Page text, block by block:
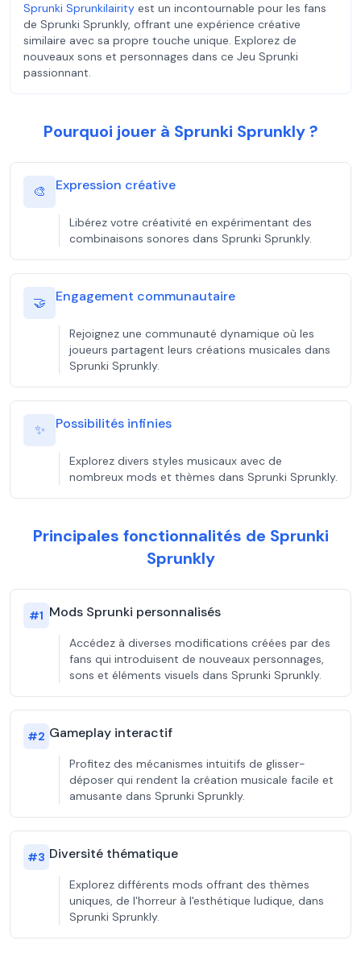
Sprunki Sprunkilairity est un incontournable pour les fans
de Sprunki Sprunkly, offrant une expérience créative
similaire avec sa propre touche unique. Explorez de
nouveaux sons et personnages dans ce Jeu Sprunki
passionnant.
Pourquoi jouer à Sprunki Sprunkly ?
🎨 Expression créative
Libérez votre créativité en expérimentant des
combinaisons sonores dans Sprunki Sprunkly.
🤝 Engagement communautaire
Rejoignez une communauté dynamique où les
joueurs partagent leurs créations musicales dans
Sprunki Sprunkly.
✨ Possibilités infinies
Explorez divers styles musicaux avec de
nombreux mods et thèmes dans Sprunki Sprunkly.
Principales fonctionnalités de Sprunki
Sprunkly
#1 Mods Sprunki personnalisés
Accédez à diverses modifications créées par des
fans qui introduisent de nouveaux personnages,
sons et éléments visuels dans Sprunki Sprunkly.
#2 Gameplay interactif
Profitez des mécanismes intuitifs de glisser-
déposer qui rendent la création musicale facile et
amusante dans Sprunki Sprunkly.
#3 Diversité thématique
Explorez différents mods offrant des thèmes
uniques, de l'horreur à l'esthétique ludique, dans
Sprunki Sprunkly.